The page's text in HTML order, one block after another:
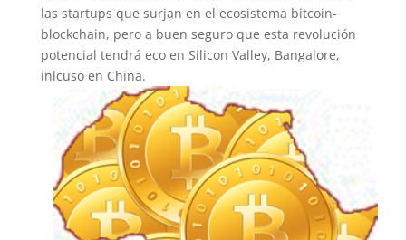
las startups que surjan en el ecosistema bitcoin-
blockchain, pero a buen seguro que esta revolución
potencial tendrá eco en Silicon Valley, Bangalore,
inlcuso en China.